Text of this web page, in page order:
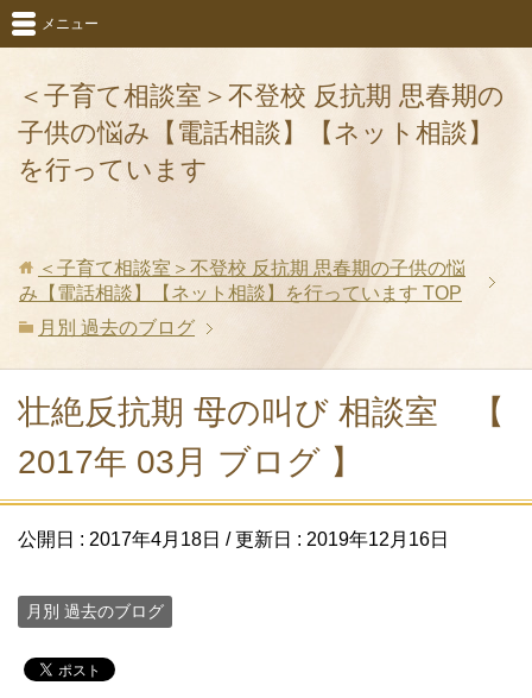
＜子育て相談室＞不登校 反抗期 思春期の
子供の悩み【電話相談】【ネット相談】
を行っています
メニュー
＜子育て相談室＞不登校 反抗期 思春期の子供の悩
み【電話相談】【ネット相談】を行っています TOP
月別 過去のブログ
壮絶反抗期 母の叫び 相談室 【
2017年 03月 ブログ 】
公開日 : 2017年4月18日 / 更新日 : 2019年12月16日
月別 過去のブログ